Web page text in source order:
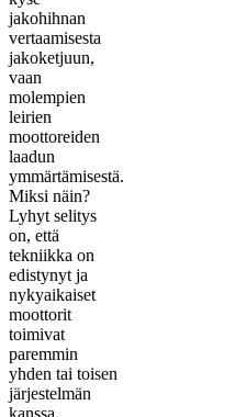
jakohihnan
vertaamisesta
jakoketjuun,
vaan
molempien
leirien
moottoreiden
laadun
ymmärtämisestä.
Miksi näin?
Lyhyt selitys
on, että
tekniikka on
edistynyt ja
nykyaikaiset
moottorit
toimivat
paremmin
yhden tai toisen
järjestelmän
kanssa.